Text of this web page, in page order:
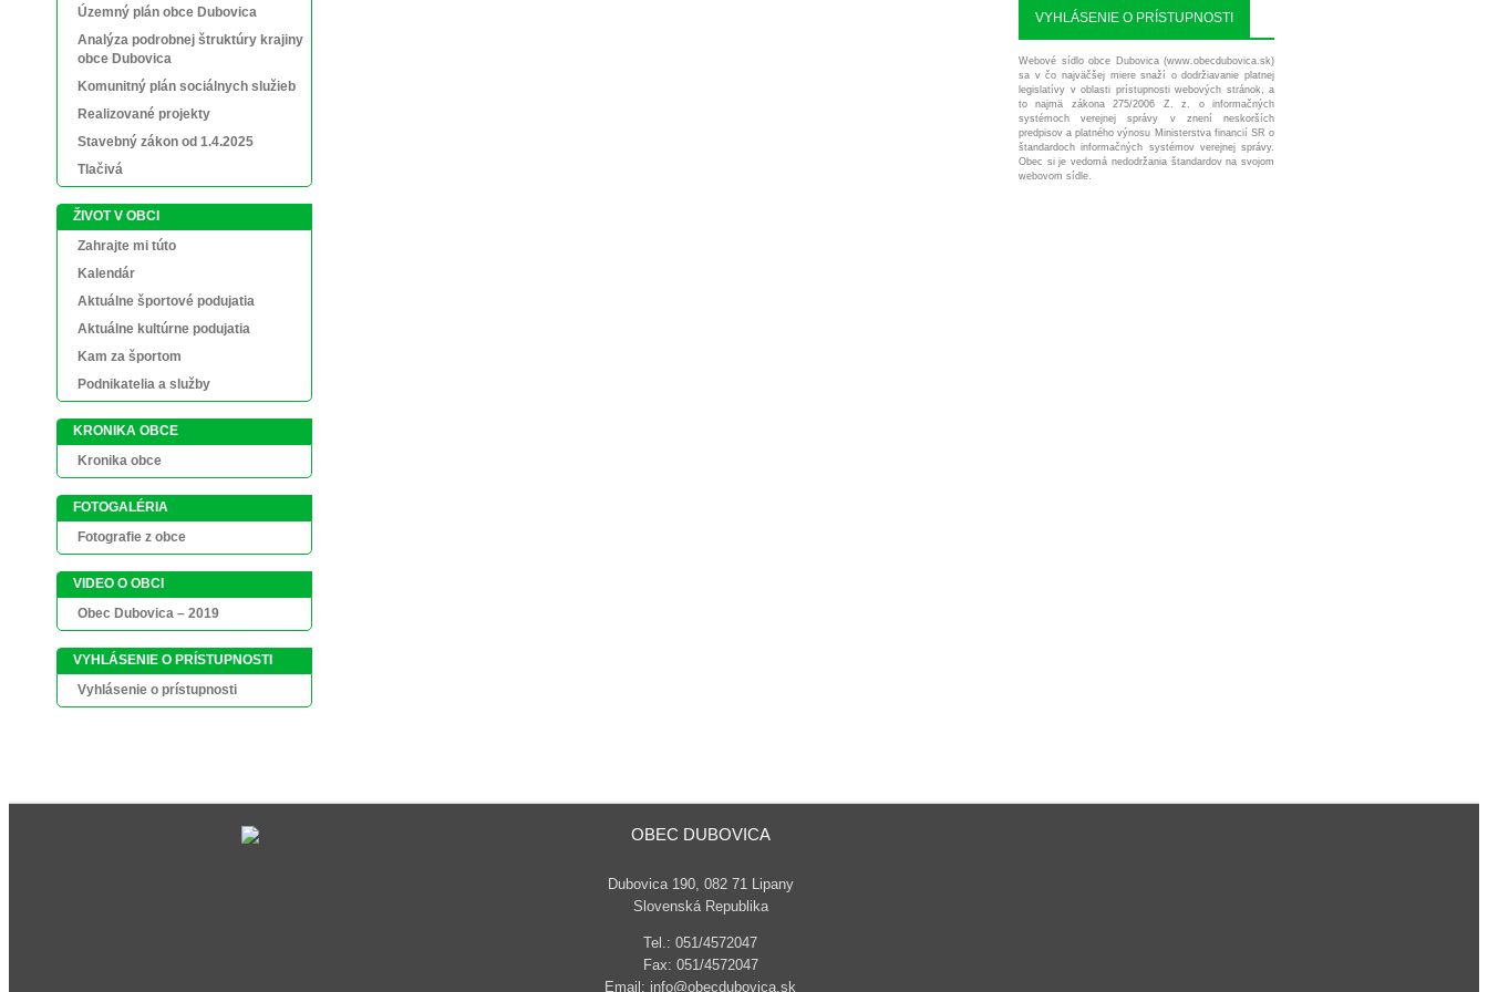
Územný plán obce Dubovica
Analýza podrobnej štruktúry krajiny
obce Dubovica
Komunitný plán sociálnych služieb
Realizované projekty
Stavebný zákon od 1.4.2025
Tlačivá
ŽIVOT V OBCI
Zahrajte mi túto
Kalendár
Aktuálne športové podujatia
Aktuálne kultúrne podujatia
Kam za športom
Podnikatelia a služby
KRONIKA OBCE
Kronika obce
FOTOGALÉRIA
Fotografie z obce
VIDEO O OBCI
Obec Dubovica – 2019
VYHLÁSENIE O PRÍSTUPNOSTI
Vyhlásenie o prístupnosti
VYHLÁSENIE O PRÍSTUPNOSTI
Webové sídlo obce Dubovica (www.obecdubovica.sk)
sa v čo najväčšej miere snaží o dodržiavanie platnej
legislatívy v oblasti prístupnosti webových stránok, a
to najmä zákona 275/2006 Z. z. o informačných
systémoch verejnej správy v znení neskorších
predpisov a platného výnosu Ministerstva financií SR o
štandardoch informačných systémov verejnej správy.
Obec si je vedomá nedodržania štandardov na svojom
webovom sídle.
OBEC DUBOVICA
Dubovica 190, 082 71 Lipany
Slovenská Republika
Tel.: 051/4572047
Fax: 051/4572047
Email: info@obecdubovica.sk